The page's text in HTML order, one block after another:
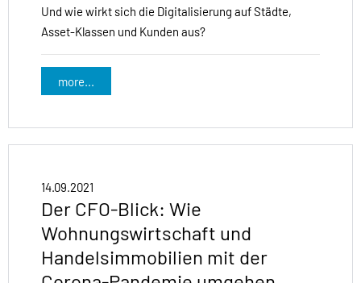
Und wie wirkt sich die Digitalisierung auf Städte,
Asset-Klassen und Kunden aus?
more...
14.09.2021
Der CFO-Blick: Wie
Wohnungswirtschaft und
Handelsimmobilien mit der